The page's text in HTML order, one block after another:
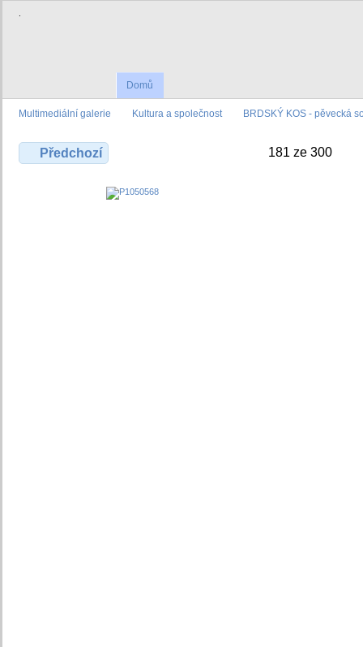
.
Domů
Multimediální galerie Kultura a společnost BRDSKÝ KOS - pěvecká
Předchozí 181 ze 300